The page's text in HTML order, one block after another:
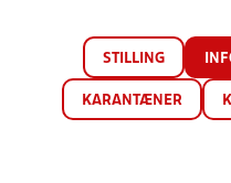
STILLING
KARANTÆNER